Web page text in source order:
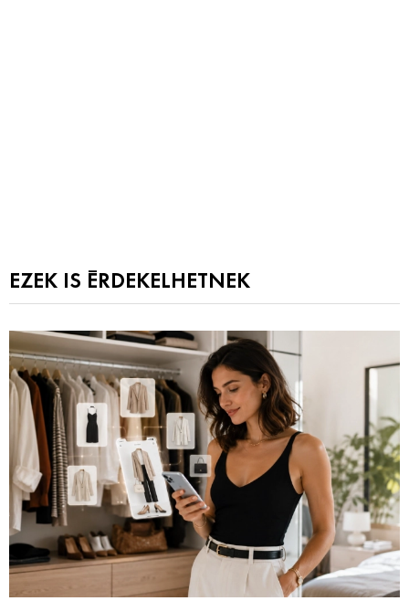
EZEK IS ÉRDEKELHETNEK